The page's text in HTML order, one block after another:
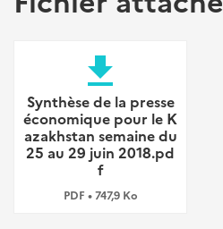
file_download
Synthèse de la presse
économique pour le K
azakhstan semaine du
25 au 29 juin 2018.pd
f
PDF • 747,9 Ko